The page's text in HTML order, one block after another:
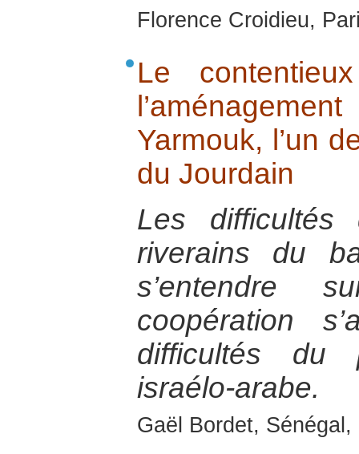
Florence Croidieu,
Le
Yarmouk, l’un
du Jourdain
Les difficultés
riverains du
s’entendre
coopération
difficultés du
israélo-arabe.
Gaël Bordet,